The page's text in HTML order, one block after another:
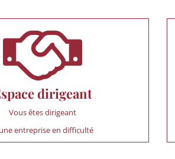
dirigeant
Vous êtes dirigeant
entreprise en difficulté